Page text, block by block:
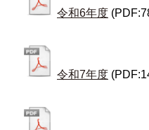
令和6年度
令和7年度